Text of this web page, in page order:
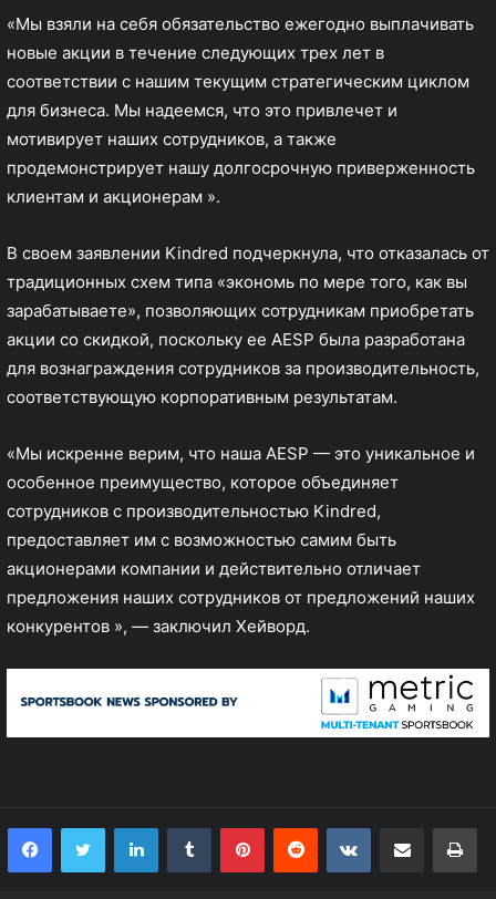
«Мы взяли на себя обязательство ежегодно выплачивать
новые акции в течение следующих трех лет в
соответствии с нашим текущим стратегическим циклом
для бизнеса. Мы надеемся, что это привлечет и
мотивирует наших сотрудников, а также
продемонстрирует нашу долгосрочную приверженность
клиентам и акционерам ».
В своем заявлении Kindred подчеркнула, что отказалась от
традиционных схем типа «экономь по мере того, как вы
зарабатываете», позволяющих сотрудникам приобретать
акции со скидкой, поскольку ее AESP была разработана
для вознаграждения сотрудников за производительность,
соответствующую корпоративным результатам.
«Мы искренне верим, что наша AESP — это уникальное и
особенное преимущество, которое объединяет
сотрудников с производительностью Kindred,
предоставляет им с возможностью самим быть
акционерами компании и действительно отличает
предложения наших сотрудников от предложений наших
конкурентов », — заключил Хейворд.